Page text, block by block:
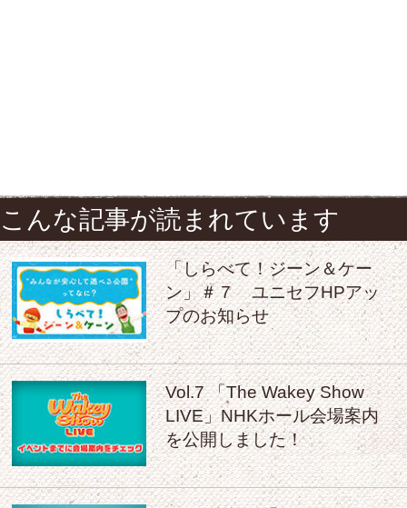
こんな記事が読まれています
「しらべて！ジーン＆ケー
ン」＃７ ユニセフHPアッ
プのお知らせ
Vol.7 「The Wakey Show
LIVE」NHKホール会場案内
を公開しました！